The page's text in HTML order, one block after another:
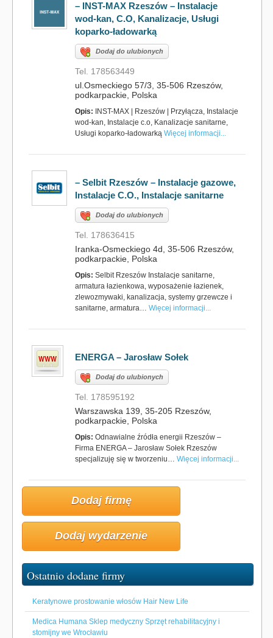
– INST-MAX Rzeszów – Instalacje
wod-kan, C.O, Kanalizacje, Usługi
koparko-ładowarką
Dodaj do ulubionych
Tel. 178563449
ul.Osmeckiego 57/3, 35-506 Rzeszów,
podkarpackie, Polska
Opis: INST-MAX | Rzeszów | Przyłącza, Instalacje
wod-kan, Instalacje c.o, Kanalizacje sanitarne,
Usługi koparko-ładowarką Więcej informacji...
– Selbit Rzeszów – Instalacje gazowe,
Instalacje C.O., Instalacje sanitarne
Dodaj do ulubionych
Tel. 178636415
Iranka-Osmeckiego 4d, 35-506 Rzeszów,
podkarpackie, Polska
Opis: Selbit Rzeszów Instalacje sanitarne,
armatura łazienkowa, wyposażenie łazienek,
zlewozmywaki, kanalizacja, systemy grzewcze i
sanitarne, armatura… Więcej informacji...
ENERGA – Jarosław Sołek
Dodaj do ulubionych
Tel. 178595192
Warszawska 139, 35-205 Rzeszów,
podkarpackie, Polska
Opis: Odnawialne źródła energii Rzeszów –
Firma ENERGA – Jarosław Sołek Rzeszów
specjalizuję się w tworzeniu… Więcej informacji...
Dodaj firmę
Dodaj wydarzenie
Ostatnio dodane firmy
Keratynowe prostowanie włosów Hair New Life
Medica Humana Sklep medyczny Sprzęt rehabilitacyjny i
stomijny we Wrocławiu